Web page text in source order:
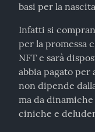
basi per la
Infatti si
per la promessa
NFT e sarà
abbia pagato per
non dipende
ma da
ciniche e